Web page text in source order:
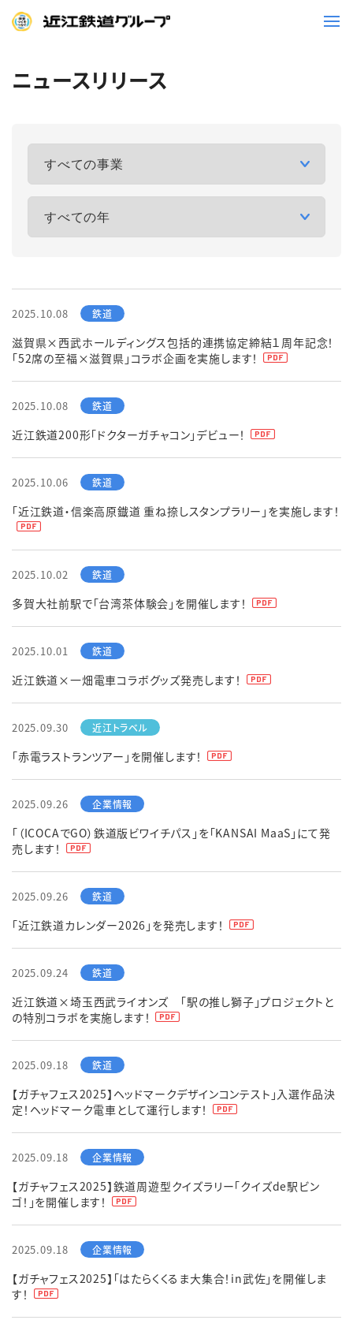
鉄道
事業一覧
観光・イベント情報
採用情報
お問い合わせ一覧
ニュースリリース
2025.10.08
滋賀県×西武ホールディングス包括的連携協定締結１周年記念！
「52席の至福×滋賀県」コラボ企画を実施します！
2025.10.08
近江鉄道200形「ドクターガチャコン」デビュー！
2025.10.06
「近江鉄道・信楽高原鐡道 重ね捺しスタンプラリー」を実施します！
2025.10.02
多賀大社前駅で「台湾茶体験会」を開催します！
2025.10.01
近江鉄道×一畑電車コラボグッズ発売します！
2025.09.30
「赤電ラストランツアー」を開催します！
2025.09.26
「（ICOCAでGO）鉄道版ビワイチパス」を「KANSAI MaaS」にて発
売します！
2025.09.26
「近江鉄道カレンダー2026」を発売します！
2025.09.24
近江鉄道×埼玉西武ライオンズ 「駅の推し獅子」プロジェクトと
の特別コラボを実施します！
2025.09.18
【ガチャフェス2025】ヘッドマークデザインコンテスト」入選作品決
定！ヘッドマーク電車として運行します！
2025.09.18
【ガチャフェス2025】鉄道周遊型クイズラリー「クイズde駅ビン
ゴ！」を開催します！
2025.09.18
【ガチャフェス2025】「はたらくくるま大集合！in武佐」を開催しま
す！